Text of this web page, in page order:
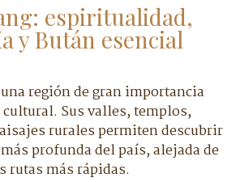
espiritualidad,
y Bután esencial
región de gran importancia
Sus valles, templos,
rurales permiten descubrir
profunda del país, alejada de
rutas más rápidas.